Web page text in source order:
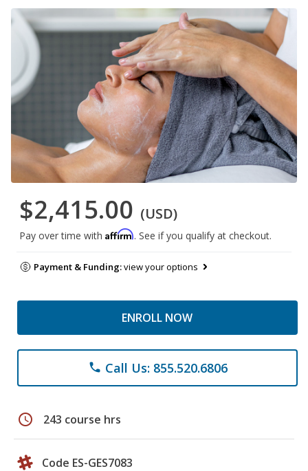
$2,415.00 (USD)
Pay over time with Affirm. See if you qualify at checkout.
Payment & Funding:view your options
ENROLL NOW
phone Call Us: 855.520.6806
schedule 243 course hrs
Code ES-GES7083